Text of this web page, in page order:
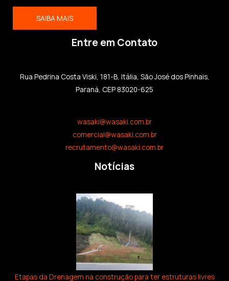
SAIBA MAIS
Entre em Contato
Rua Pedrina Costa Viski, 181-B, Itália, São José dos Pinhais,
Paraná, CEP 83020-625
wasaki@wasaki.com.br
comercial@wasaki.com.br
recrutamento@wasaki.com.br
Notícias
Etapas da Drenagem na construção para ter estruturas livres